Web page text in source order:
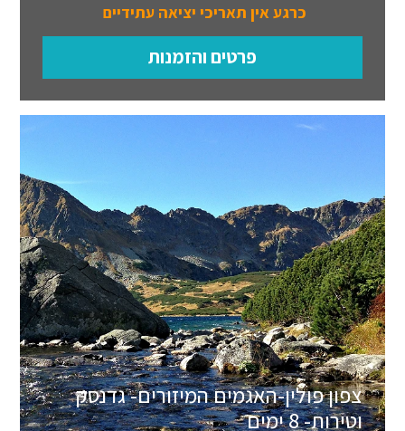
כרגע אין תאריכי יציאה עתידיים
פרטים והזמנות
צפון פולין-האגמים המיזורים- גדנסק
וטירות- 8 ימים